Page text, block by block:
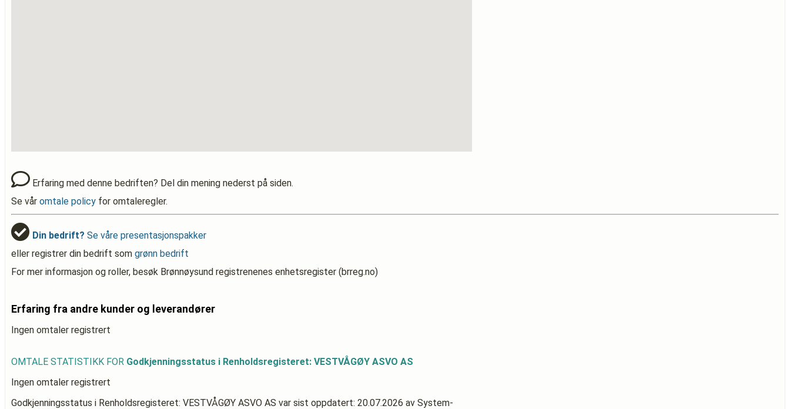
Erfaring med denne bedriften? Del din mening nederst på siden.
Se vår omtale policy for omtaleregler.
Din bedrift? Se våre presentasjonspakker
eller registrer din bedrift som grønn bedrift
For mer informasjon og roller, besøk Brønnøysund registrenenes enhetsregister (brreg.no)
Erfaring fra andre kunder og leverandører
Ingen omtaler registrert
OMTALE STATISTIKK FOR Godkjenningsstatus i Renholdsregisteret: VESTVÅGØY ASVO AS
Ingen omtaler registrert
Godkjenningsstatus i Renholdsregisteret: VESTVÅGØY ASVO AS var sist oppdatert: 20.07.2026 av System-